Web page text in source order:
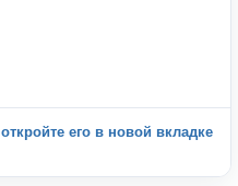
откройте его в новой вкладке